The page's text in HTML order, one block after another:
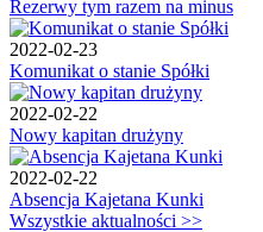
Rezerwy tym razem na minus
2022-02-23
Komunikat o stanie Spółki
2022-02-22
Nowy kapitan drużyny
2022-02-22
Absencja Kajetana Kunki
Wszystkie aktualności >>